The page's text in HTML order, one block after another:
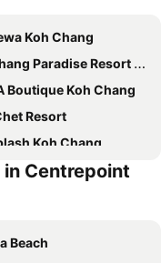
Koh Chang
Paradise Resort & Spa
Boutique Koh Chang
Resort
Koh Chang
Villas Ko Chang, Vignette Collection by IHG
@ Koh Chang
Centrepoint
Beach